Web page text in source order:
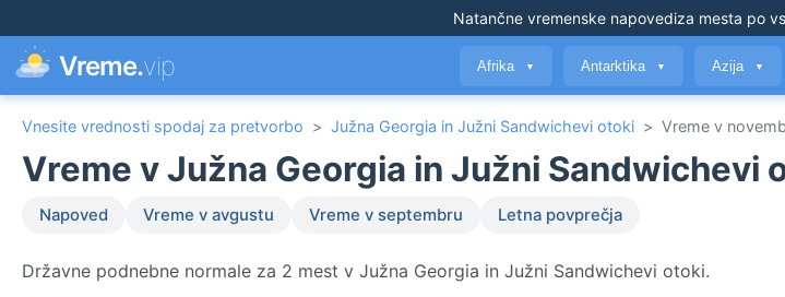
Natančne vremenske napovediza mesta po
Vreme.vip Afrika ▼ Antarktika ▼ Azija ▼
Vnesite vrednosti spodaj za pretvorbo > Južna Georgia in Južni Sandwichevi otoki > Vreme v
Vreme v Južna Georgia in Južni Sandwichevi
Napoved Vreme v avgustu Vreme v septembru Letna povprečja
Državne podnebne normale za 2 mest v Južna Georgia in Južni Sandwichevi otoki.